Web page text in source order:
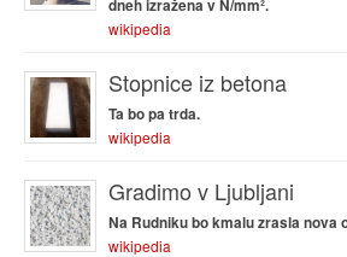
dneh izražena v N/mm².
wikipedia
Stopnice iz betona
Ta bo pa trda.
wikipedia
Gradimo v Ljubljani
Na Rudniku bo kmalu zrasla nova
wikipedia